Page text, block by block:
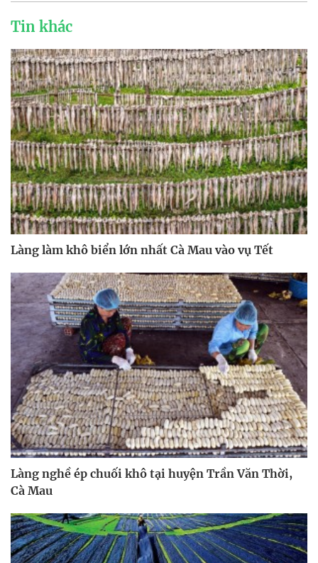
Tin khác
Làng làm khô biển lớn nhất Cà Mau vào vụ Tết
Làng nghề ép chuối khô tại huyện Trần Văn Thời,
Cà Mau